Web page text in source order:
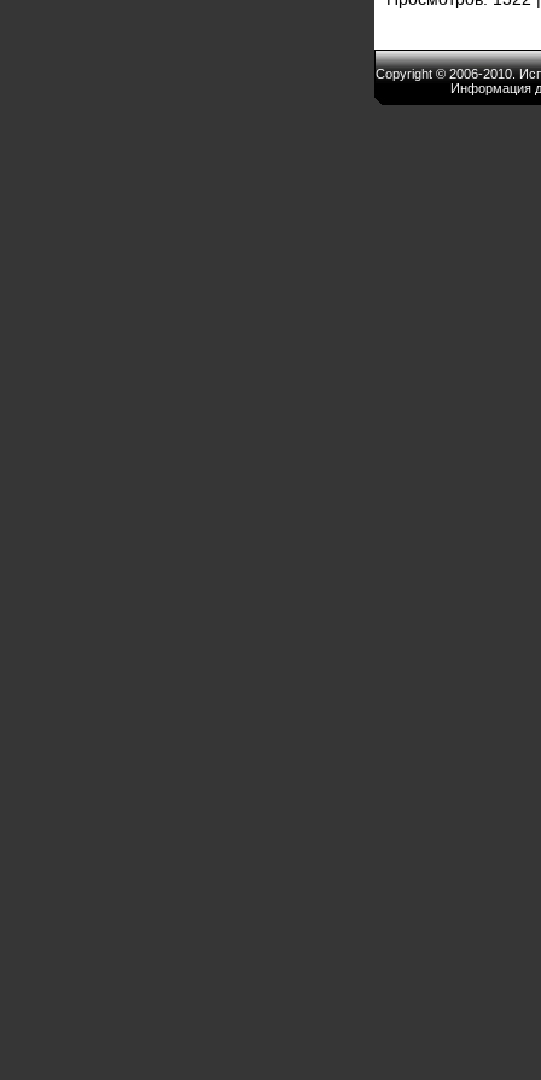
Copyright © 2006-2010.
Информация